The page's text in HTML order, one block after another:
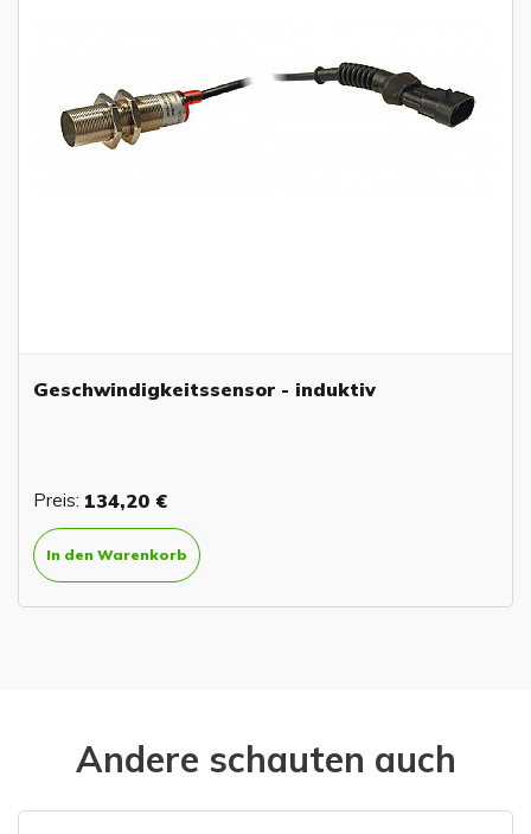
Geschwindigkeitssensor - induktiv
Preis: 134,20 €
In den Warenkorb
Andere schauten auch